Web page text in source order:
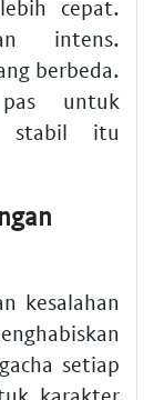
cepat.
intens.
berbeda.
untuk
stabil itu
kesalahan
setiap
karakter